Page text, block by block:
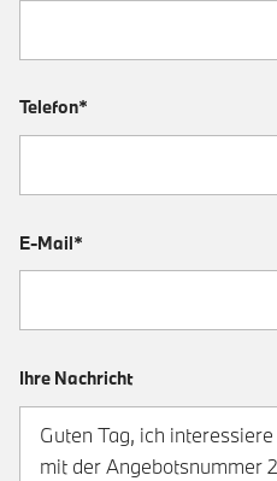
Telefon*
E-Mail*
Ihre Nachricht